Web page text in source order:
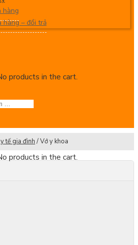
products in the cart.
products in the cart.
hàng
hàng – đổi trả
tế gia đình /Vớ y khoa